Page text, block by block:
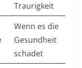
Traurigkeit ​
Wenn es die
Gesundheit
schadet ​